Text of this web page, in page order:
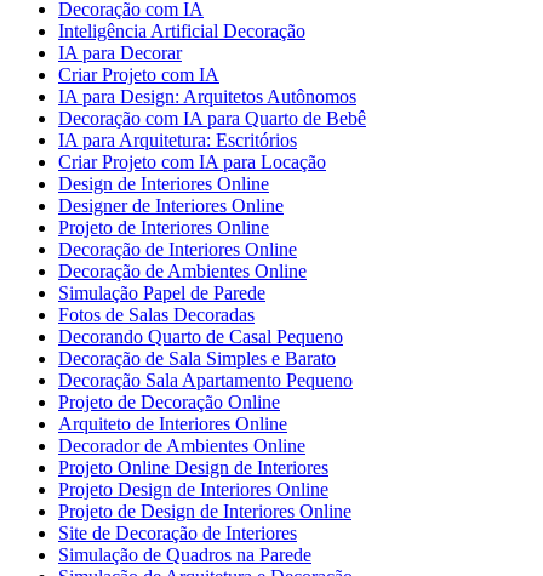
Decoração com IA
Inteligência Artificial Decoração
IA para Decorar
Criar Projeto com IA
IA para Design: Arquitetos Autônomos
Decoração com IA para Quarto de Bebê
IA para Arquitetura: Escritórios
Criar Projeto com IA para Locação
Design de Interiores Online
Designer de Interiores Online
Projeto de Interiores Online
Decoração de Interiores Online
Decoração de Ambientes Online
Simulação Papel de Parede
Fotos de Salas Decoradas
Decorando Quarto de Casal Pequeno
Decoração de Sala Simples e Barato
Decoração Sala Apartamento Pequeno
Projeto de Decoração Online
Arquiteto de Interiores Online
Decorador de Ambientes Online
Projeto Online Design de Interiores
Projeto Design de Interiores Online
Projeto de Design de Interiores Online
Site de Decoração de Interiores
Simulação de Quadros na Parede